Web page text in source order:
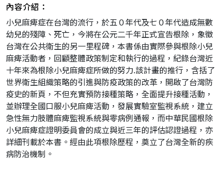
內容介紹：
小兒麻痺症在台灣的流行，於五０年代及七０年代造成無數
幼兒的殘障、死亡，今將在公元二千年正式宣告根除，象徵
台灣在公共衛生的另一里程碑，本書係由實際參與根除小兒
麻痺活動者，回顧整體政策制定和執行的過程，紀錄台灣近
十年來為根除小兒麻痺症所做的努力.該計畫的推行，含括了
世界衛生組織策略的引進與防疫政策的改革，開啟了台灣防
疫史的新頁，不但充實預防接種策略，全面提升接種活動，
並辦理全國口服小兒麻痺活動，發展實驗室監視系統，建立
急性無力肢體麻痺監視系統與零病例通報，而中華民國根除
小兒麻痺症證明委員會的成立與近三年的評估認證過程，亦
詳細刊載於本書。經由此項根除歷程，奠立了台灣全新的疾
病防治機制。